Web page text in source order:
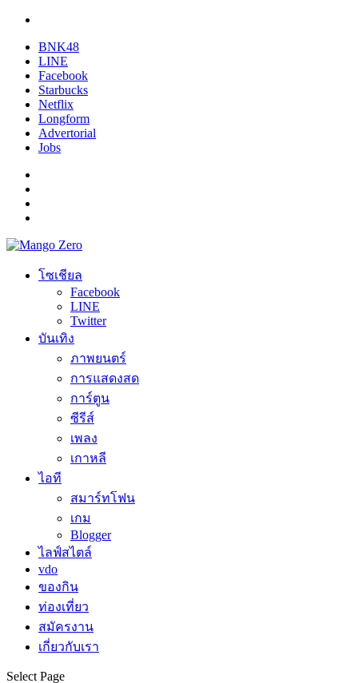
BNK48
LINE
Facebook
Starbucks
Netflix
Longform
Advertorial
Jobs
โซเชียล
Facebook
LINE
Twitter
บันเทิง
ภาพยนตร์
การแสดงสด
การ์ตูน
ซีรีส์
เพลง
เกาหลี
ไอที
สมาร์ทโฟน
เกม
Blogger
ไลฟ์สไตล์
vdo
ของกิน
ท่องเที่ยว
สมัครงาน
เกี่ยวกับเรา
Select Page